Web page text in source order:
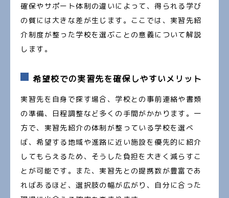
確保やサポート体制の違いによって、得られる学び
の質には大きな差が生じます。ここでは、実習先紹
介制度が整った学校を選ぶことの意義について解説
します。
希望校での実習先を確保しやすいメリット
実習先を自身で探す場合、学校との事前連絡や書類
の準備、日程調整など多くの手間がかかります。一
方で、実習先紹介の体制が整っている学校を選べ
ば、希望する地域や進路に近い施設を優先的に紹介
してもらえるため、そうした負担を大きく減らすこ
とが可能です。また、実習先との提携数が豊富であ
ればあるほど、選択肢の幅が広がり、自分に合った